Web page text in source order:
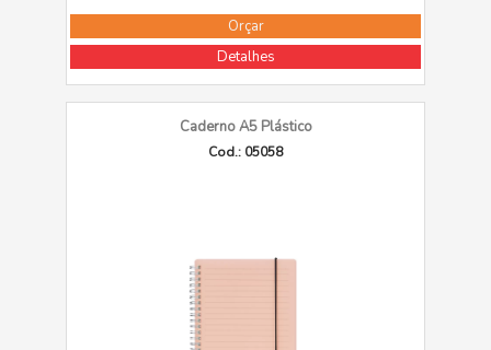
Orçar
Detalhes
Caderno A5 Plástico
Cod.: 05058